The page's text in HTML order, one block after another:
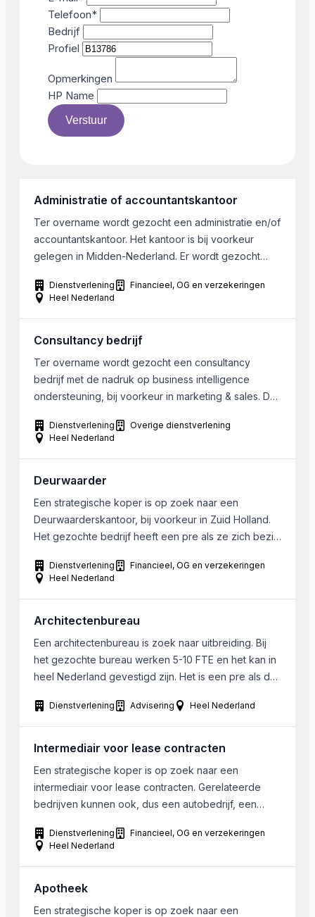
Telefoon*
Bedrijf
Profiel
Opmerkingen
HP Name
Verstuur
Administratie of accountantskantoor
Ter overname wordt gezocht een administratie en/of
accountantskantoor. Het kantoor is bij voorkeur
gelegen in Midden-Nederland. Er wordt gezocht
medewerkers. De koper heeft voldoende financiële
middelen om de beoogde overname gestalte te
eventueel kan het zittend management een
aandelenpakket verwerven. Zowel winstgevende
[…]
Dienstverlening
Financieel, OG en verzekeringen
Heel Nederland
Consultancy bedrijf
Ter overname wordt gezocht een consultancy
bedrijf met de nadruk op business intelligence
ondersteuning, bij voorkeur in marketing & sales. De
medewerkers. Eigen financiële middelen zijn
aanwezig.
Dienstverlening
Overige dienstverlening
Heel Nederland
Deurwaarder
Een strategische koper is op zoek naar een
Deurwaarderskantoor, bij voorkeur in Zuid Holland.
Het gezochte bedrijf heeft een pre als ze zich bezig
Dienstverlening
Financieel, OG en verzekeringen
Heel Nederland
Architectenbureau
Een architectenbureau is zoek naar uitbreiding. Bij
het gezochte bureau werken 5-10 FTE en het kan in
heel Nederland gevestigd zijn. Het is een pre als de
informatie op aanvraag.
Dienstverlening Advisering Heel Nederland
Intermediair voor lease contracten
Een strategische koper is op zoek naar een
intermediair voor lease contracten. Gerelateerde
bedrijven kunnen ook, dus een autobedrijf, een
maar actief zijn in de lease van auto’s. Dit geldt voor
zowel Financial, Private als Operational Lease.
bedrijven kunnen in heel Nederland […]
Dienstverlening
Financieel, OG en verzekeringen
Heel Nederland
Apotheek
Een strategische koper is op zoek naar een